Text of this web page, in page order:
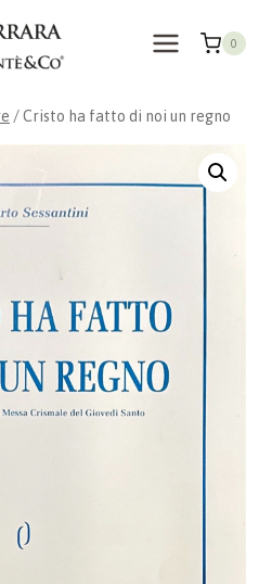
0
/Cristo ha fatto di noi un regno